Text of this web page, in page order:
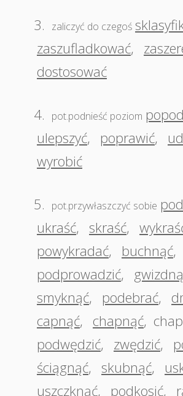
3. zaliczyć do czegoś
zaszufladkować,
dostosować
4. pot.podnieść poziom
ulepszyć, poprawić,
wyrobić
5. pot.przywłaszczyć sobie
ukraść, skraść,
powykradać, buchnąć,
podprowadzić,
smyknąć, podebrać,
capnąć, chapnąć,
podwędzić, zwędzić,
ściągnąć, skubnąć,
uszczknąć, podkosić,